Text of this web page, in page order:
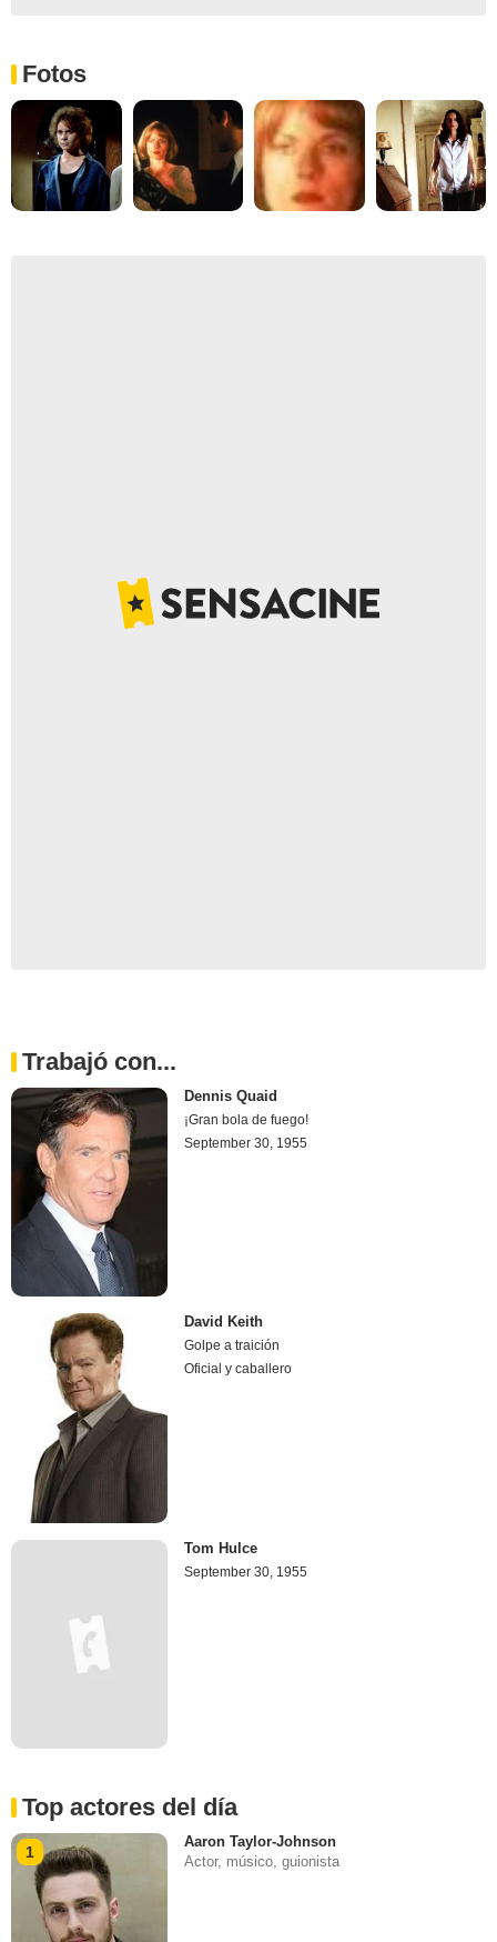
Fotos
Trabajó con...
Dennis Quaid
¡Gran bola de fuego!
September 30, 1955
David Keith
Golpe a traición
Oficial y caballero
Tom Hulce
September 30, 1955
Top actores del día
1
Aaron Taylor-Johnson
Actor, músico, guionista